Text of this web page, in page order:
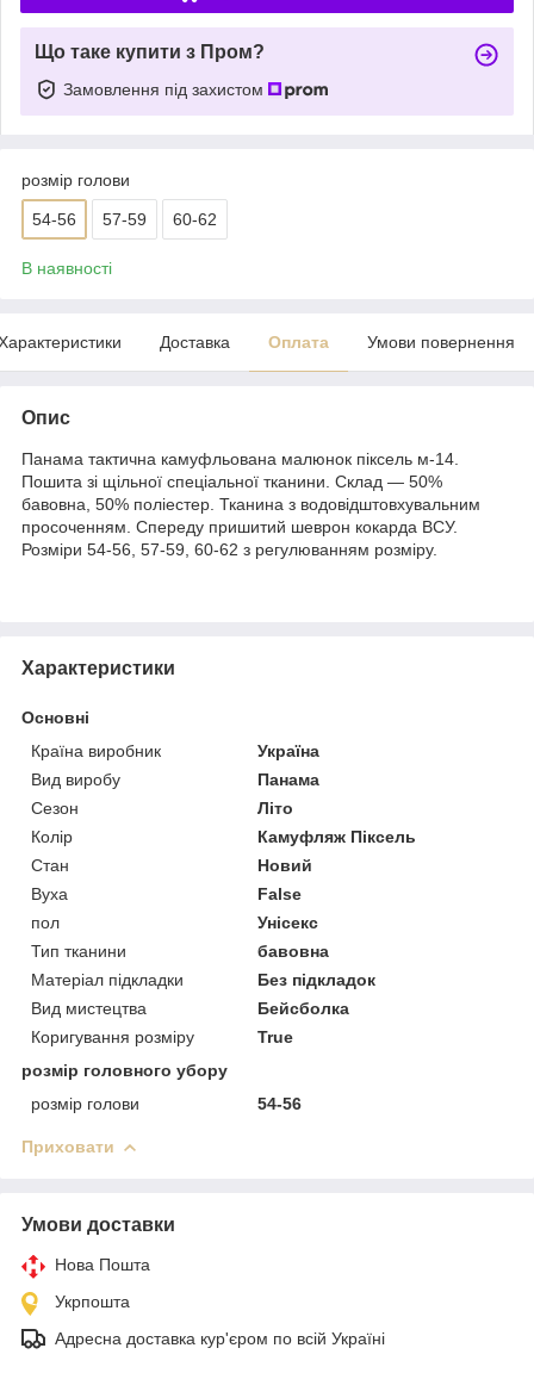
Що таке купити з Пром?
Замовлення під захистом
розмір голови
54-56 57-59 60-62
В наявності
Доставка Оплата Умови повернення
Опис
Панама тактична камуфльована малюнок піксель м-14.
Пошита зі щільної спеціальної тканини. Склад — 50%
бавовна, 50% поліестер. Тканина з водовідштовхувальним
просоченням. Спереду пришитий шеврон кокарда ВСУ.
Розміри 54-56, 57-59, 60-62 з регулюванням розміру.
Характеристики
Основні
Країна виробник
Україна
Вид виробу
Панама
Сезон
Літо
Колір
Камуфляж Піксель
Стан
Новий
Вуха
False
пол
Унісекс
Тип тканини
бавовна
Матеріал підкладки
Без підкладок
Вид мистецтва
Бейсболка
Коригування розміру
True
розмір головного убору
розмір голови
54-56
Приховати
Умови доставки
Нова Пошта
Укрпошта
Адресна доставка кур'єром по всій Україні